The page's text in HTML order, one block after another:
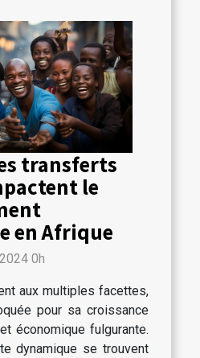
transferts
le
en Afrique
0h
aux multiples facettes,
pour sa croissance
économique fulgurante.
dynamique se trouvent